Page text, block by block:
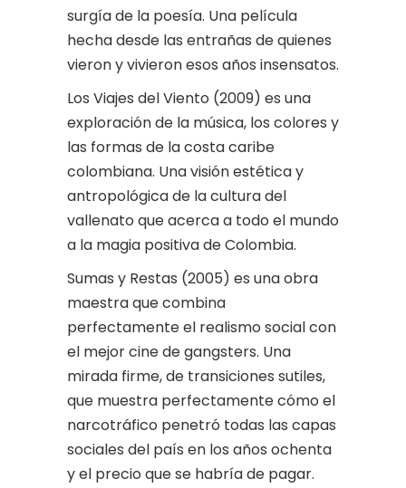
surgía de la poesía. Una película
hecha desde las entrañas de quienes
vieron y vivieron esos años insensatos.
Los Viajes del Viento (2009) es una
exploración de la música, los colores y
las formas de la costa caribe
colombiana. Una visión estética y
antropológica de la cultura del
vallenato que acerca a todo el mundo
a la magia positiva de Colombia.
Sumas y Restas (2005) es una obra
maestra que combina
perfectamente el realismo social con
el mejor cine de gangsters. Una
mirada firme, de transiciones sutiles,
que muestra perfectamente cómo el
narcotráfico penetró todas las capas
sociales del país en los años ochenta
y el precio que se habría de pagar.